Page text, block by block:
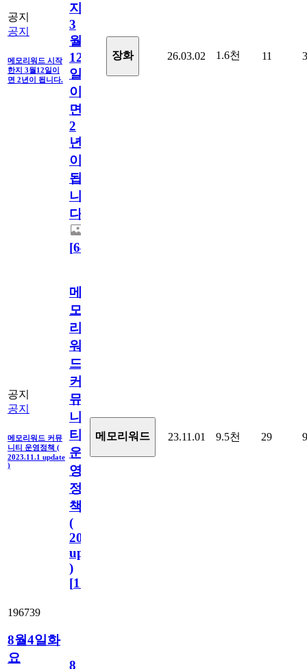
공지
공지
메모리워드 시작
한지 3월12일이
면 2년이 됩니다.
지
3
월
12
일
이
면
2
년
이
됩
니
다.
[64
장화 26.03.02 1.6천 11 3
공지
공지
메모리워드 커뮤
니티 운영정책 (
2023.11.1 update
)
메
모
리
워
드
커
뮤
니
티
운
영
정
책
(
2023.11.1
update
)
[110
메모리워드 23.11.01 9.5천 29 9
196739
8월4일화
요
8